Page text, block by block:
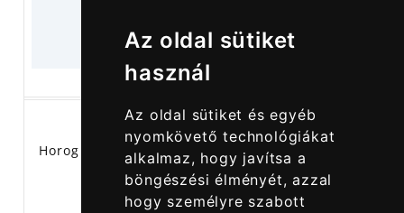
Az oldal sütiket
használ
Az oldal sütiket és egyéb
nyomkövető technológiákat
alkalmaz, hogy javítsa a
böngészési élményét, azzal
hogy személyre szabott
Horog BKK FANGS-62 UA Méret: 3 - 7 Db/csomag